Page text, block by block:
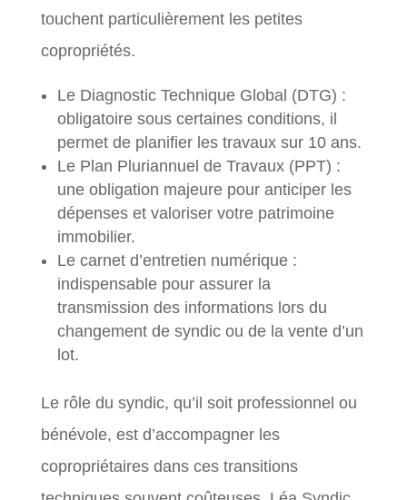
touchent particulièrement les petites
copropriétés.
Le Diagnostic Technique Global (DTG) :
obligatoire sous certaines conditions, il
permet de planifier les travaux sur 10 ans.
Le Plan Pluriannuel de Travaux (PPT) :
une obligation majeure pour anticiper les
dépenses et valoriser votre patrimoine
immobilier.
Le carnet d’entretien numérique :
indispensable pour assurer la
transmission des informations lors du
changement de syndic ou de la vente d’un
lot.
Le rôle du syndic, qu’il soit professionnel ou
bénévole, est d’accompagner les
copropriétaires dans ces transitions